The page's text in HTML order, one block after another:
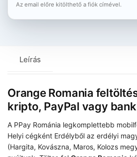
Az email előre kitölthető a fiók címével.
Leírás
Orange Romania
kripto, PayPal vagy
A PPay Románia legkomplettebb
Helyi cégként Erdélyből az erdélyi
(Hargita, Kovászna, Maros, Kolozs